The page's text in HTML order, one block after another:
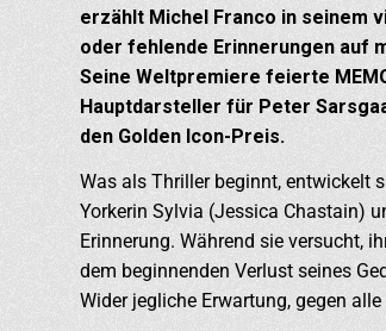
erzählt Michel Franco in seinem
oder fehlende Erinnerungen auf
Seine Weltpremiere feierte
Hauptdarsteller für Peter
den Golden Icon-Preis.
Was als Thriller beginnt, entwickelt
Yorkerin Sylvia (Jessica Chastain)
Erinnerung. Während sie versucht,
dem beginnenden Verlust seines
Wider jegliche Erwartung, gegen